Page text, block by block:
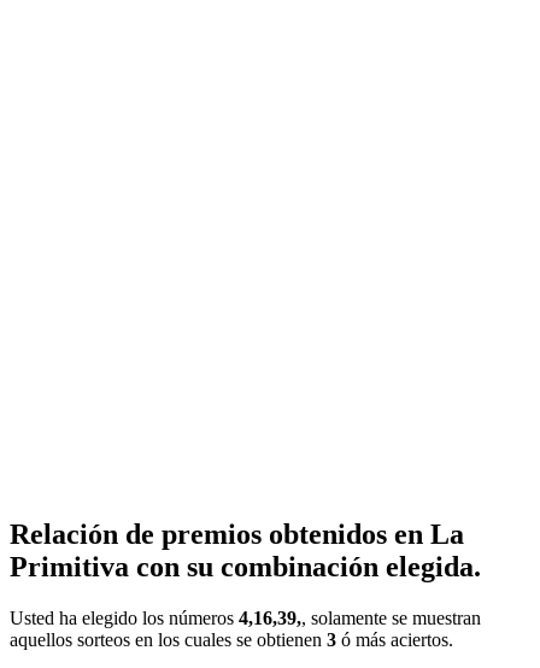
Relación de premios obtenidos en La
Primitiva con su combinación elegida.
Usted ha elegido los números 4,16,39,, solamente se muestran
aquellos sorteos en los cuales se obtienen 3 ó más aciertos.